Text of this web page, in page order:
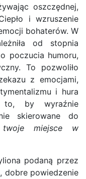
oszczędnej,
i wzruszenie
bohaterów. W
od stopnia
poczucia humoru,
To pozwoliło
z emocjami,
i hura
to, by wyraźnie
skierowane do
miejsce w
podaną przez
dobre powiedzenie